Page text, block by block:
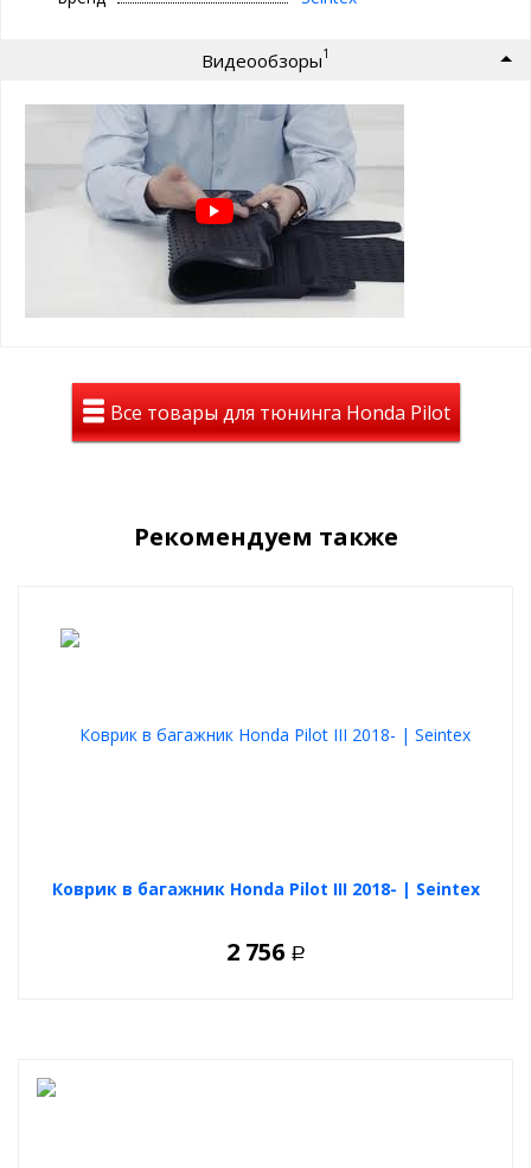
⊕ износостойки, легко чистятся и моются,
Коврики с бортами на Honda
Pilot 2008-2015
увеличина толщина в месте водительских
идеальное сочетание с вашим авто
лучшие лекала от завода
Вы останетесь довольны!
Видеообзоры1
Все товары для тюнинга Honda Pilot
Рекомендуем также
Коврик в багажник Honda Pilot III 2018- | Seintex
2 756 Р